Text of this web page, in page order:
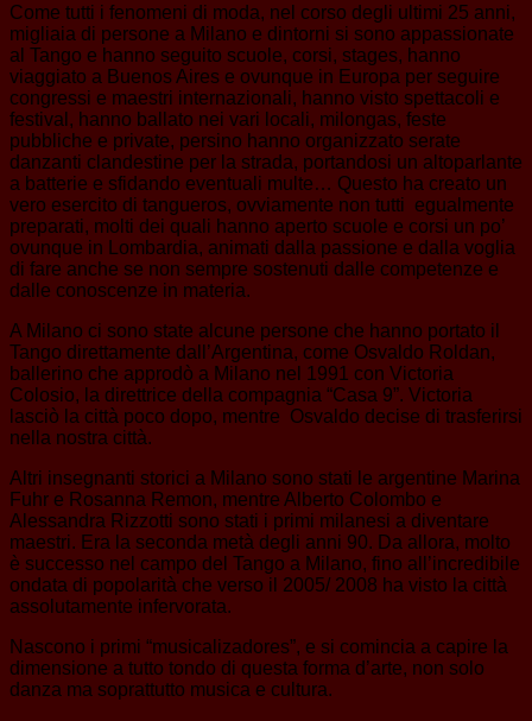
Come tutti i fenomeni di moda, nel corso degli ultimi 25 anni,
migliaia di persone a Milano e dintorni si sono appassionate
al Tango e hanno seguito scuole, corsi, stages, hanno
viaggiato a Buenos Aires e ovunque in Europa per seguire
congressi e maestri internazionali, hanno visto spettacoli e
festival, hanno ballato nei vari locali, milongas, feste
pubbliche e private, persino hanno organizzato serate
danzanti clandestine per la strada, portandosi un altoparlante
a batterie e sfidando eventuali multe… Questo ha creato un
vero esercito di tangueros, ovviamente non tutti egualmente
preparati, molti dei quali hanno aperto scuole e corsi un po’
ovunque in Lombardia, animati dalla passione e dalla voglia
di fare anche se non sempre sostenuti dalle competenze e
dalle conoscenze in materia.
A Milano ci sono state alcune persone che hanno portato il
Tango direttamente dall’Argentina, come Osvaldo Roldan,
ballerino che approdò a Milano nel 1991 con Victoria
Colosio, la direttrice della compagnia “Casa 9”. Victoria
lasciò la città poco dopo, mentre Osvaldo decise di trasferirsi
nella nostra città.
Altri insegnanti storici a Milano sono stati le argentine Marina
Fuhr e Rosanna Remon, mentre Alberto Colombo e
Alessandra Rizzotti sono stati i primi milanesi a diventare
maestri. Era la seconda metà degli anni 90. Da allora, molto
è successo nel campo del Tango a Milano, fino all’incredibile
ondata di popolarità che verso il 2005/ 2008 ha visto la città
assolutamente infervorata.
Nascono i primi “musicalizadores”, e si comincia a capire la
dimensione a tutto tondo di questa forma d’arte, non solo
danza ma soprattutto musica e cultura.